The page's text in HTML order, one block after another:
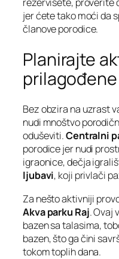
jer ćete tako moći da
članove porodice.
Planirajte
Bez obzira na uzrast
nudi mnoštvo
oduševiti.Centralni
porodice jer nudi
igraonice, dečja
ljubavi, koji privlači
Za nešto aktivniji
Akva parku Raj. Ovaj
bazen sa talasima,
bazen, što ga čini
tokom toplih dana.